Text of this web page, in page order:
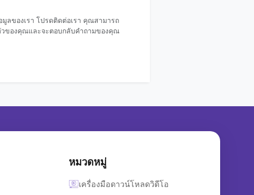
ลของเรา โปรดติดต่อเรา คุณสามารถ
ของคุณและจะตอบกลับคำถามของคุณ
หมวดหมู่
เครื่องมือดาวน์โหลดวิดีโอ